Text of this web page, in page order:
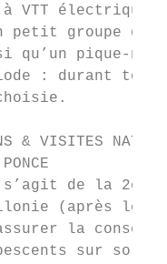
VTT électrique
petit groupe
qu’un pique-
: durant tout
& VISITES NATURE
de la 2e
(après les
la
sur sol